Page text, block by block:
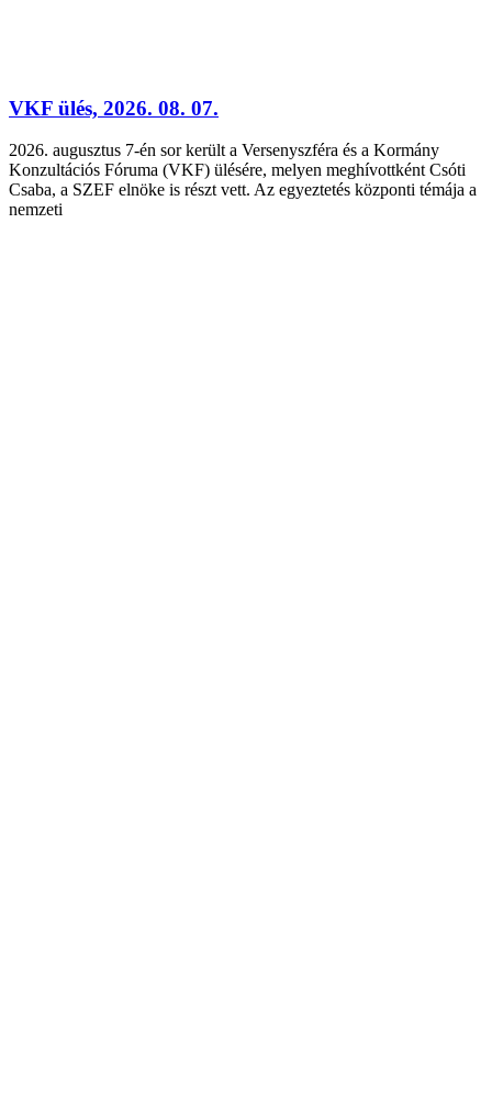
VKF ülés, 2026. 08. 07.
2026. augusztus 7-én sor került a Versenyszféra és a Kormány
Konzultációs Fóruma (VKF) ülésére, melyen meghívottként Csóti
Csaba, a SZEF elnöke is részt vett. Az egyeztetés központi témája a
nemzeti